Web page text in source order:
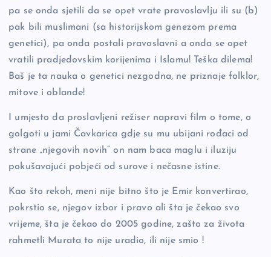
pa se onda sjetili da se opet vrate pravoslavlju ili su (b)
pak bili muslimani (sa historijskom genezom prema
genetici), pa onda postali pravoslavni a onda se opet
vratili pradjedovskim korijenima i Islamu! Teška dilema!
Baš je ta nauka o genetici nezgodna, ne priznaje folklor,
mitove i oblande!
I umjesto da proslavljeni režiser napravi film o tome, o
golgoti u jami Čavkarica gdje su mu ubijani rođaci od
strane „njegovih novih“ on nam baca maglu i iluziju
pokušavajući pobjeći od surove i nečasne istine.
Kao što rekoh, meni nije bitno što je Emir konvertirao,
pokrstio se, njegov izbor i pravo ali šta je čekao svo
vrijeme, šta je čekao do 2005 godine, zašto za života
rahmetli Murata to nije uradio, ili nije smio !